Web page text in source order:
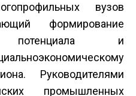
вузов
формирование
потенциала и
Руководителями
промышленных